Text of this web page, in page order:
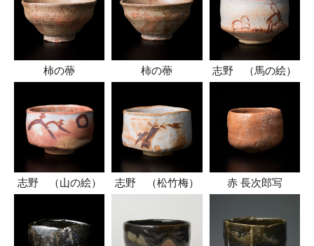
柿の蔕 柿の蔕 志野 （馬の絵）
志野 （山の絵） 志野 （松竹梅） 赤 長次郎写